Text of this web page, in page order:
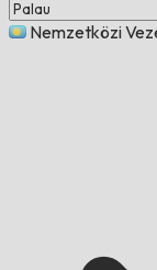
Nemzetközi